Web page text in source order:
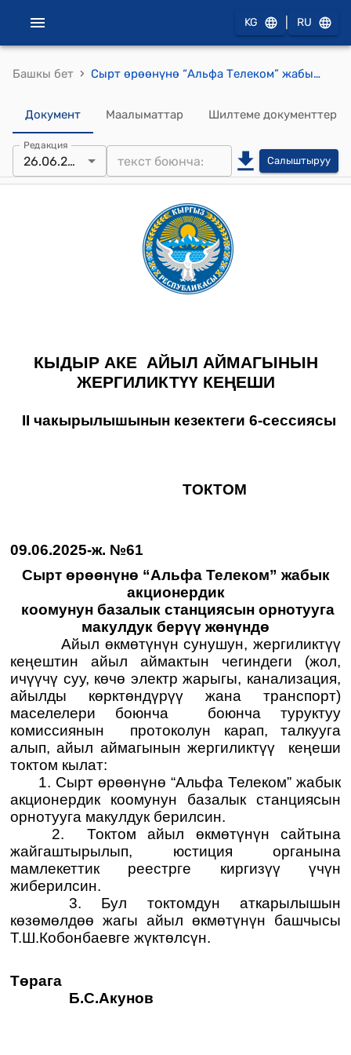
KG RU
Башкы бет › Сырт өрөөнүнө “Альфа Телеком” жабык акционердик коомунун базалык станциясын орнотууга макулдук берүү жөнүндө Кыдыр-Аке айыл аймагынын жергиликтүү кенешинин токтому
Документ Маалыматтар Шилтеме документтер
Редакция
26.06.2025 Салыштыруу